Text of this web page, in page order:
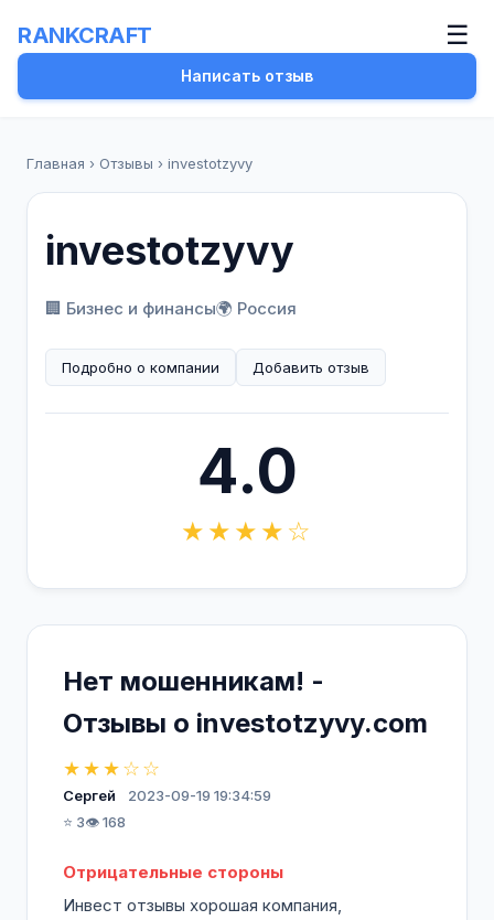
RANKCRAFT ☰
Написать отзыв
Главная › Отзывы › investotzyvy
investotzyvy
🏢 Бизнес и финансы🌍 Россия
Подробно о компании Добавить отзыв
4.0
★★★★☆
Нет мошенникам! -
Отзывы о investotzyvy.com
★★★☆☆
Сергей
2023-09-19 19:34:59
⭐ 3👁️ 168
Отрицательные стороны
Инвест отзывы хорошая компания,